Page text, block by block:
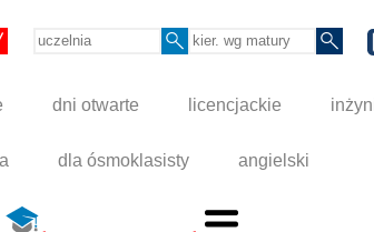
dni otwarte licencjackie
dla ósmoklasisty angielski